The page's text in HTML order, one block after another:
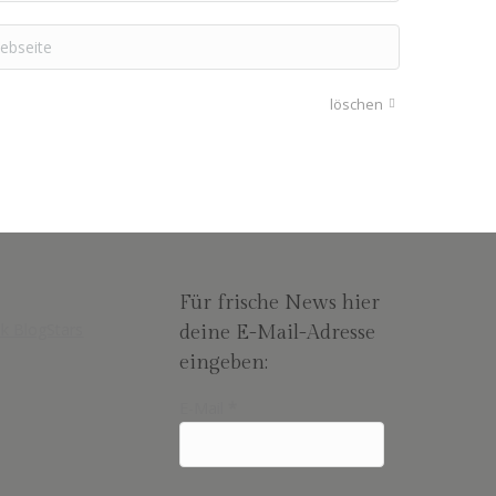
löschen
Für frische News hier
deine E-Mail-Adresse
eingeben: